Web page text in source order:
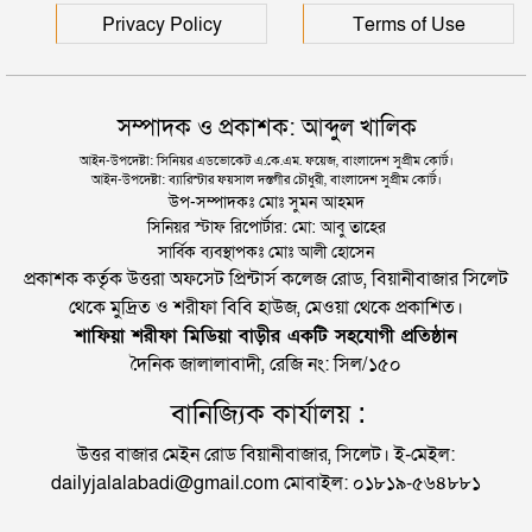
Privacy Policy Terms of Use
সম্পাদক ও প্রকাশক: আব্দুল খালিক
আইন-উপদেষ্টা: সিনিয়র এডভোকেট এ.কে.এম. ফয়েজ, বাংলাদেশ সুপ্রীম কোর্ট।
আইন-উপদেষ্টা: ব্যারিস্টার ফয়সাল দস্তগীর চৌধুরী, বাংলাদেশ সুপ্রীম কোর্ট।
উপ-সম্পাদকঃ মোঃ সুমন আহমদ
সিনিয়র স্টাফ রিপোর্টার: মো: আবু তাহের
সার্বিক ব্যবস্থাপকঃ মোঃ আলী হোসেন
প্রকাশক কর্তৃক উত্তরা অফসেট প্রিন্টার্স কলেজ রোড, বিয়ানীবাজার সিলেট
থেকে মুদ্রিত ও শরীফা বিবি হাউজ, মেওয়া থেকে প্রকাশিত।
শাফিয়া শরীফা মিডিয়া বাড়ীর একটি সহযোগী প্রতিষ্ঠান
দৈনিক জালালাবাদী, রেজি নং: সিল/১৫০
বানিজ্যিক কার্যালয় :
উত্তর বাজার মেইন রোড বিয়ানীবাজার, সিলেট। ই-মেইল:
dailyjalalabadi@gmail.com মোবাইল: ০১৮১৯-৫৬৪৮৮১